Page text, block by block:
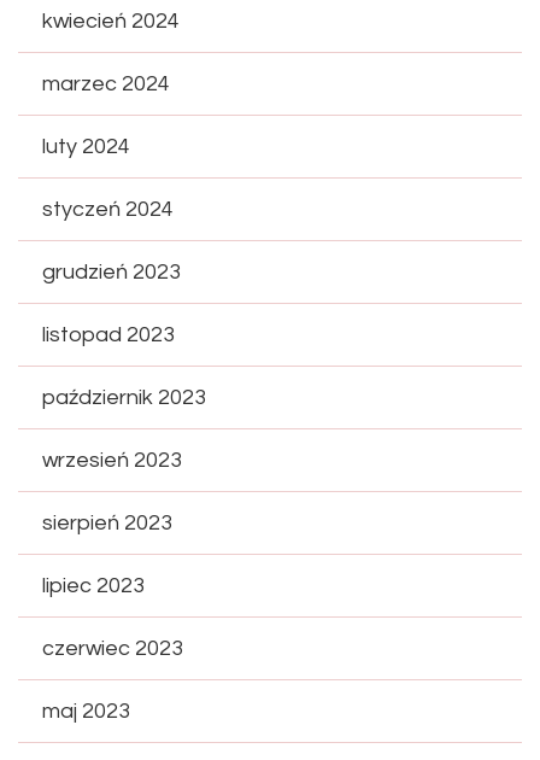
kwiecień 2024
marzec 2024
luty 2024
styczeń 2024
grudzień 2023
listopad 2023
październik 2023
wrzesień 2023
sierpień 2023
lipiec 2023
czerwiec 2023
maj 2023